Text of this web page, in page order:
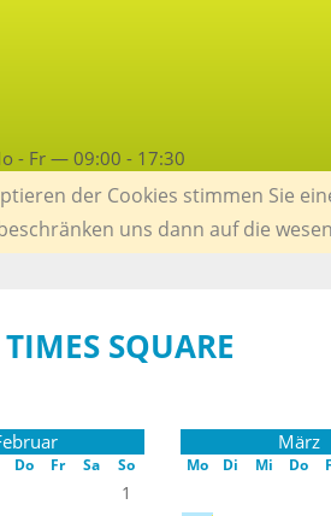
- Fr — 09:00 - 17:30
der Cookies stimmen Sie
uns dann auf die
SQUARE
Do Fr Sa So
1
März
Mo Di Mi Do